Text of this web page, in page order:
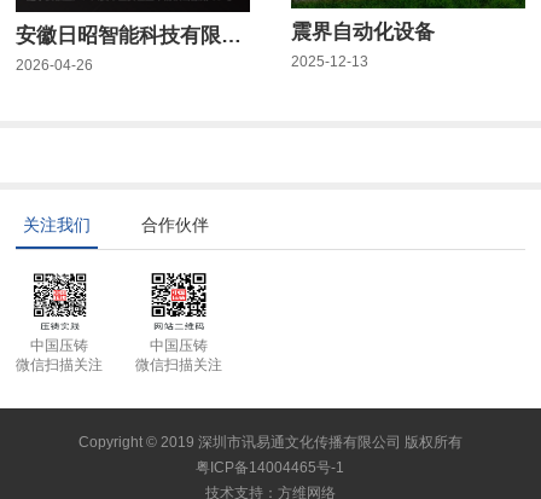
安徽日昭智能科技有限公司
2026-04-26
震界自动化设备
2025-12-13
关注我们 合作伙伴
中国压铸
微信扫描关注
中国压铸
微信扫描关注
Copyright © 2019 深圳市讯易通文化传播有限公司 版权所有
粤ICP备14004465号-1
技术支持： 方维网络